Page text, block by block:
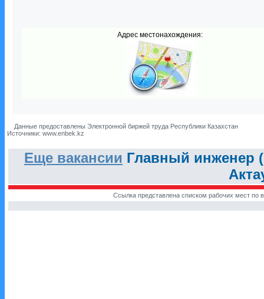
Адрес местонахождения:
Данные предоставлены Электронной биржей труда Республики Казахстан
Источники: www.enbek.kz
Еще вакансии Главный инженер
Ссылка представлена списком рабочих мест по